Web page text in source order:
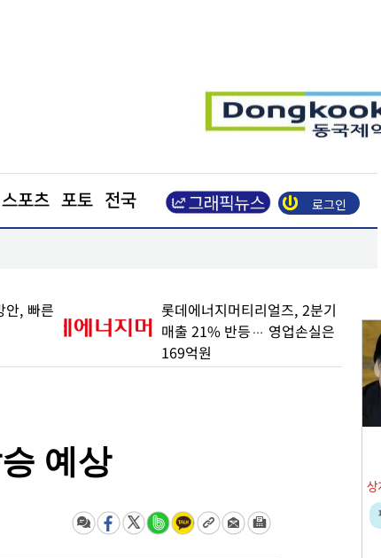
스포츠 포토 전국 로그인
, 2분기
손실은
與 "육사, 세번의 쿠데타 주축"
vs 野 "군인이 쿠데타 잠재
세력이냐"
예상